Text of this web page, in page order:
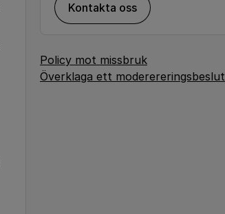
Kontakta oss
Policy mot missbruk
Överklaga ett moderereringsbeslut